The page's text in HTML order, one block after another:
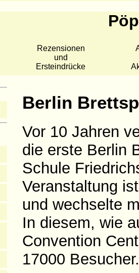
Rezensionen
und
Ersteindrücke
Berlin
Vor 10 Jahren
die erste Berlin
Schule
Veranstaltung
und wechselte
In diesem, wie
Convention
17000 Besucher.